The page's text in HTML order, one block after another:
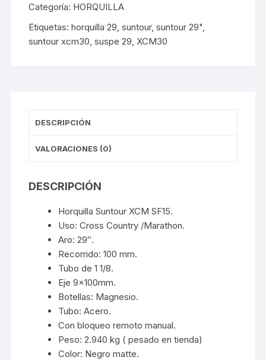
Categoría: HORQUILLA
Etiquetas:horquilla 29 ,suntour,suntour 29"
suntour xcm30 ,suspe 29 XCM30
DESCRIPCIÓN
VALORACIONES (0)
DESCRIPCIÓN
Horquilla Suntour XCM SF15.
Uso: Cross Country /Marathon.
Aro: 29″.
Recorrido: 100 mm.
Tubo de 1 1/8.
Eje 9x100mm.
Botellas: Magnesio.
Tubo: Acero.
Con bloqueo remoto manual.
Peso: 2.940 kg ( pesado en tienda)
Color: Negro matte.